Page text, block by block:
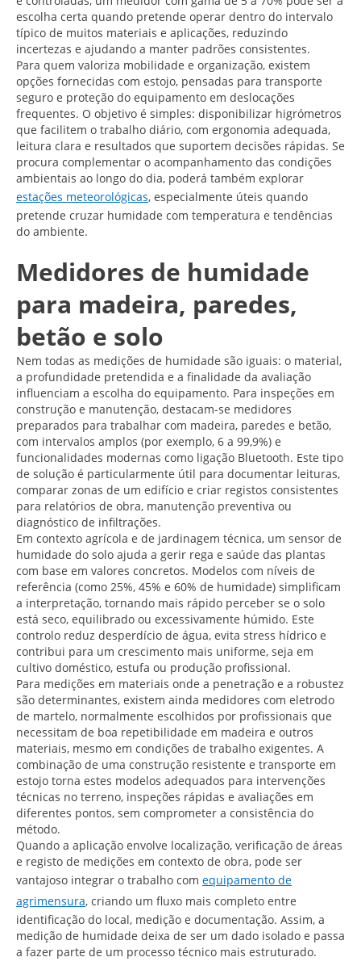
escolha certa quando pretende operar dentro do intervalo
típico de muitos materiais e aplicações, reduzindo
incertezas e ajudando a manter padrões consistentes.
Para quem valoriza mobilidade e organização, existem
opções fornecidas com estojo, pensadas para transporte
seguro e proteção do equipamento em deslocações
frequentes. O objetivo é simples: disponibilizar higrómetros
que facilitem o trabalho diário, com ergonomia adequada,
leitura clara e resultados que suportem decisões rápidas. Se
procura complementar o acompanhamento das condições
ambientais ao longo do dia, poderá também explorar
estações meteorológicas, especialmente úteis quando
pretende cruzar humidade com temperatura e tendências
do ambiente.
Medidores de humidade
para madeira, paredes,
betão e solo
Nem todas as medições de humidade são iguais: o material,
a profundidade pretendida e a finalidade da avaliação
influenciam a escolha do equipamento. Para inspeções em
construção e manutenção, destacam-se medidores
preparados para trabalhar com madeira, paredes e betão,
com intervalos amplos (por exemplo, 6 a 99,9%) e
funcionalidades modernas como ligação Bluetooth. Este tipo
de solução é particularmente útil para documentar leituras,
comparar zonas de um edifício e criar registos consistentes
para relatórios de obra, manutenção preventiva ou
diagnóstico de infiltrações.
Em contexto agrícola e de jardinagem técnica, um sensor de
humidade do solo ajuda a gerir rega e saúde das plantas
com base em valores concretos. Modelos com níveis de
referência (como 25%, 45% e 60% de humidade) simplificam
a interpretação, tornando mais rápido perceber se o solo
está seco, equilibrado ou excessivamente húmido. Este
controlo reduz desperdício de água, evita stress hídrico e
contribui para um crescimento mais uniforme, seja em
cultivo doméstico, estufa ou produção profissional.
Para medições em materiais onde a penetração e a robustez
são determinantes, existem ainda medidores com eletrodo
de martelo, normalmente escolhidos por profissionais que
necessitam de boa repetibilidade em madeira e outros
materiais, mesmo em condições de trabalho exigentes. A
combinação de uma construção resistente e transporte em
estojo torna estes modelos adequados para intervenções
técnicas no terreno, inspeções rápidas e avaliações em
diferentes pontos, sem comprometer a consistência do
método.
Quando a aplicação envolve localização, verificação de áreas
e registo de medições em contexto de obra, pode ser
vantajoso integrar o trabalho com equipamento de
agrimensura, criando um fluxo mais completo entre
identificação do local, medição e documentação. Assim, a
medição de humidade deixa de ser um dado isolado e passa
a fazer parte de um processo técnico mais estruturado.